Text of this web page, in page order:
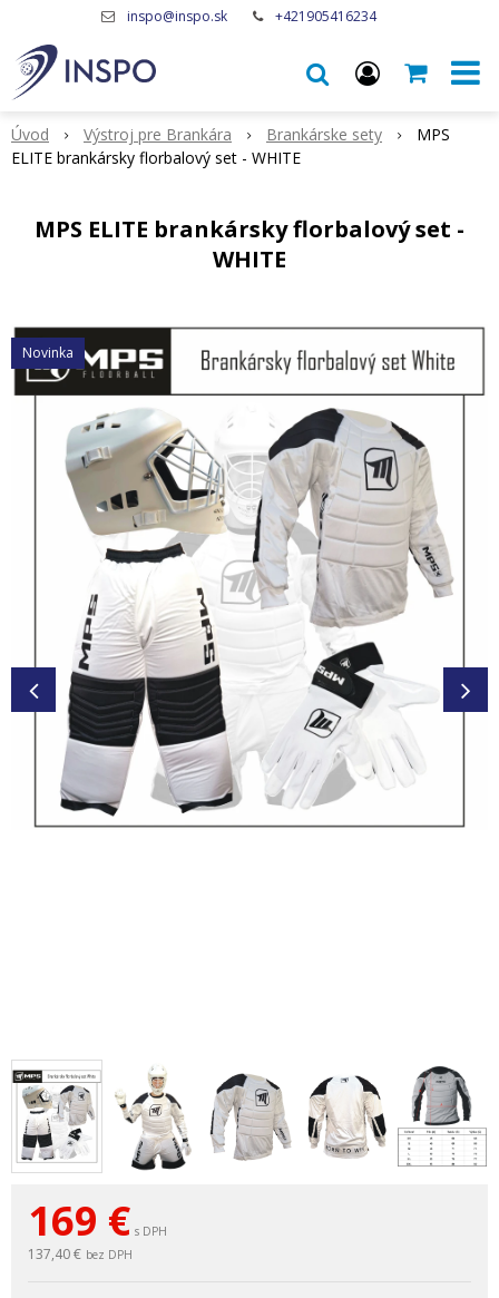
inspo@inspo.sk +421905416234
Úvod Výstroj pre Brankára Brankárske sety
MPS
ELITE brankársky florbalový set - WHITE
MPS ELITE brankársky florbalový set -
WHITE
Novinka
169 € s DPH
137,40 € bez DPH